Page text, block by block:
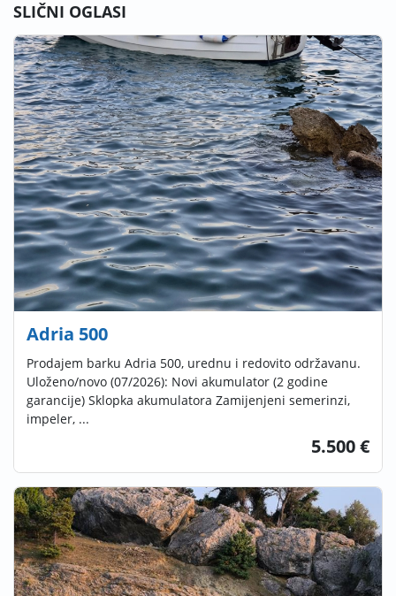
SLIČNI OGLASI
Adria 500
Prodajem barku Adria 500, urednu i redovito održavanu.
Uloženo/novo (07/2026): Novi akumulator (2 godine
garancije) Sklopka akumulatora Zamijenjeni semerinzi,
impeler, ...
5.500 €